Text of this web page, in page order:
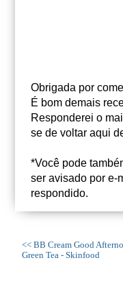
Obrigada por
É bom demais
Responderei o
se de voltar aqui
*Você pode
ser avisado por e-
respondido.
<< BB Cream Good
Green Tea - Skinfood